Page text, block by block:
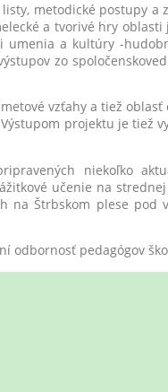
metodické postupy a
a tvorivé hry
a kultúry -
zo
vzťahy a tiež oblasť
projektu je tiež
niekoľko
učenie na
na Štrbskom plese pod
pedagógov